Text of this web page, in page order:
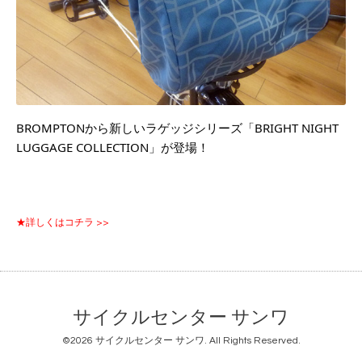
BROMPTONから新しいラゲッジシリーズ「BRIGHT NIGHT
LUGGAGE COLLECTION」が登場！
★詳しくはコチラ >>
サイクルセンター サンワ
©2026 サイクルセンター サンワ. All Rights Reserved.